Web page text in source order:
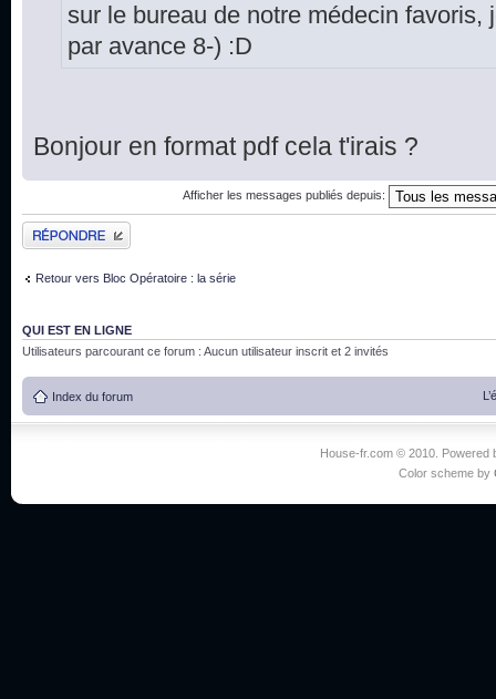
sur le bureau de notre médecin favoris,
par avance 8-) :D
Bonjour en format pdf cela t'irais ?
Afficher les messages publiés depuis:
Publier une réponse
Retour vers Bloc Opératoire : la série
QUI EST EN LIGNE
Utilisateurs parcourant ce forum : Aucun utilisateur inscrit et 2 invités
Index du forum
House-fr.com © 2010. Powered
Color scheme by